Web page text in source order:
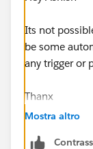
Its not
be some
any trigger or
Thanx
Mostra altro